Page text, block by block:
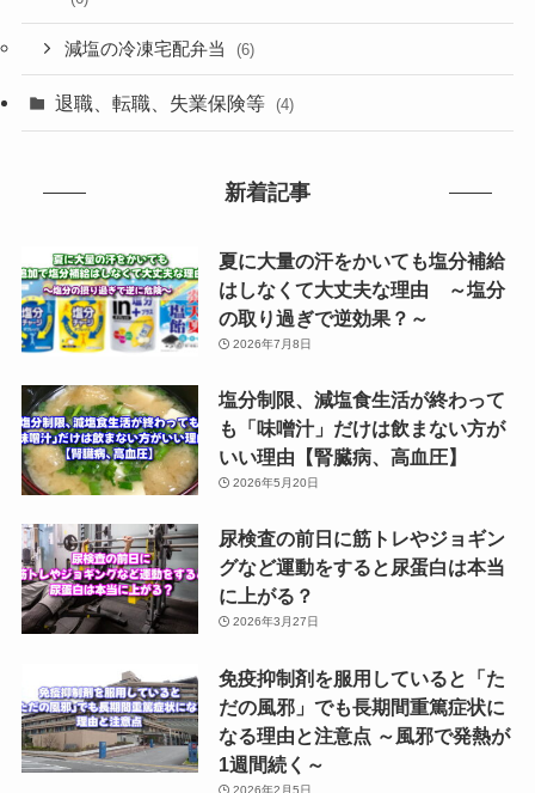
減塩の冷凍宅配弁当 (6)
退職、転職、失業保険等 (4)
新着記事
夏に大量の汗をかいても塩分補給
はしなくて大丈夫な理由 ～塩分
の取り過ぎで逆効果？～
2026年7月8日
塩分制限、減塩食生活が終わって
も「味噌汁」だけは飲まない方が
いい理由【腎臓病、高血圧】
2026年5月20日
尿検査の前日に筋トレやジョギン
グなど運動をすると尿蛋白は本当
に上がる？
2026年3月27日
免疫抑制剤を服用していると「た
だの風邪」でも長期間重篤症状に
なる理由と注意点 ～風邪で発熱が
1週間続く～
2026年2月5日